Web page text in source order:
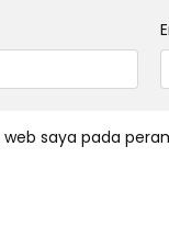
saya pada